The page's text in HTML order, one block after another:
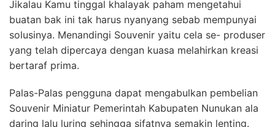
Jikalau Kamu tinggal khalayak paham mengetahui
buatan bak ini tak harus nyanyang sebab mempunyai
solusinya. Menandingi Souvenir yaitu cela se- produser
yang telah dipercaya dengan kuasa melahirkan kreasi
bertaraf prima.
Palas-Palas pengguna dapat mengabulkan pembelian
Souvenir Miniatur Pemerintah Kabupaten Nunukan ala
daring lalu luring sehingga sifatnya semakin lenting.